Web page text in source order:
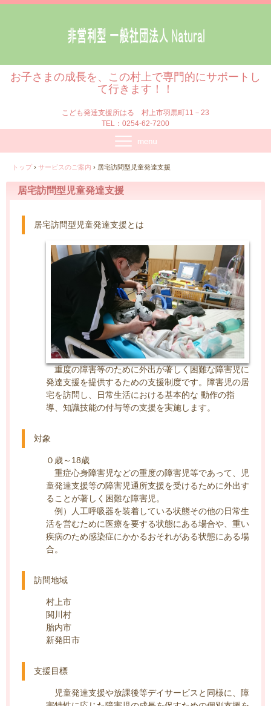
お子さまの成長を、この村上で専門的にサポートし
て行きます！！
こども発達支援所はる 村上市羽黒町11－23
TEL：0254-62-7200
トップ › サービスのご案内 › 居宅訪問型児童発達支援
居宅訪問型児童発達支援
居宅訪問型児童発達支援とは
重度の障害等のために外出が著しく困難な障害児に
発達支援を提供するための支援制度です。障害児の居
宅を訪問し、日常生活における基本的な 動作の指
導、知識技能の付与等の支援を実施します。
対象
０歳～18歳
重症心身障害児などの重度の障害児等であって、児
童発達支援等の障害児通所支援を受けるために外出す
ることが著しく困難な障害児。
例）人工呼吸器を装着している状態その他の日常生
活を営むために医療を要する状態にある場合や、重い
疾病のため感染症にかかるおそれがある状態にある場
合。
訪問地域
村上市
関川村
胎内市
新発田市
支援目標
児童発達支援や放課後等デイサービスと同様に、障